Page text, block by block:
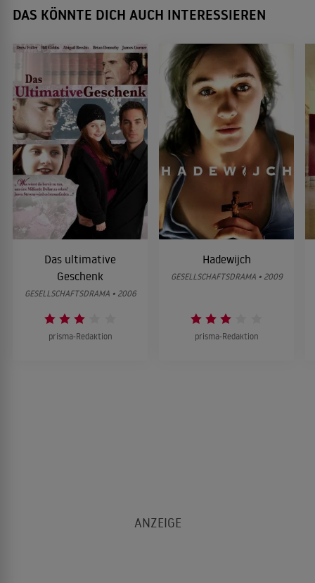
DAS KÖNNTE DICH AUCH INTERESSIEREN
Das ultimative
Geschenk
GESELLSCHAFTSDRAMA • 2006
prisma-Redaktion
Hadewijch
GESELLSCHAFTSDRAMA • 2009
prisma-Redaktion